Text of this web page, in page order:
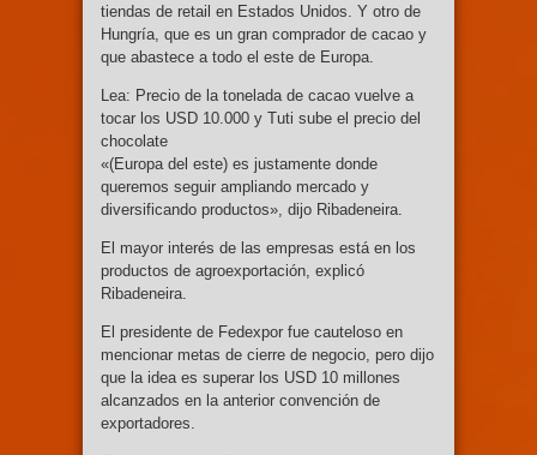
tiendas de retail en Estados Unidos. Y otro de
Hungría, que es un gran comprador de cacao y
que abastece a todo el este de Europa.
Lea: Precio de la tonelada de cacao vuelve a
tocar los USD 10.000 y Tuti sube el precio del
chocolate
«(Europa del este) es justamente donde
queremos seguir ampliando mercado y
diversificando productos», dijo Ribadeneira.
El mayor interés de las empresas está en los
productos de agroexportación, explicó
Ribadeneira.
El presidente de Fedexpor fue cauteloso en
mencionar metas de cierre de negocio, pero dijo
que la idea es superar los USD 10 millones
alcanzados en la anterior convención de
exportadores.